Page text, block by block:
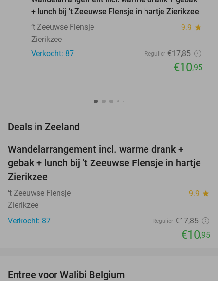
+ lunch bij 't Zeeuwse Flensje in hartje Zierikzee
‘t Zeeuwse Flensje
9.9 star
Zierikzee
Verkocht: 87
Regulier €17,85
€10,95
Deals in Zeeland
TODAY
Wandelarrangement incl. warme drank +
gebak + lunch bij 't Zeeuwse Flensje in hartje
Zierikzee
‘t Zeeuwse Flensje 9.9 star
Zierikzee
Verkocht: 87
Regulier €17,85
€10,95
Entree voor Walibi Belgium